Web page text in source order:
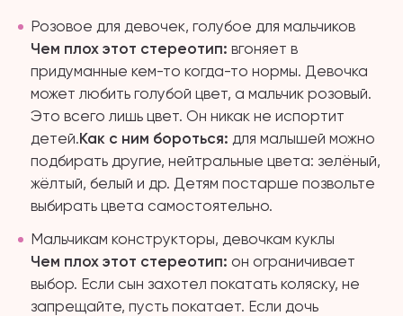
Розовое для девочек, голубое для мальчиков
Чем плох этот стереотип: вгоняет в
придуманные кем-то когда-то нормы. Девочка
может любить голубой цвет, а мальчик розовый.
Это всего лишь цвет. Он никак не испортит
детей.Как с ним бороться: для малышей можно
подбирать другие, нейтральные цвета: зелёный,
жёлтый, белый и др. Детям постарше позвольте
выбирать цвета самостоятельно.
Мальчикам конструкторы, девочкам куклы
Чем плох этот стереотип: он ограничивает
выбор. Если сын захотел покатать коляску, не
запрещайте, пусть покатает. Если дочь